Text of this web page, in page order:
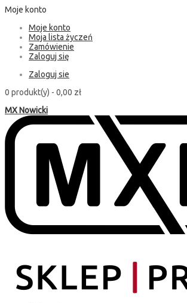
Moje konto
Moje konto
Moja lista życzeń
Zamówienie
Zaloguj się
Zaloguj sie
0 produkt(y) - 0,00 zł
MX Nowicki